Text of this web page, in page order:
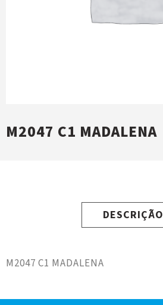
M2047 C1 MADALENA
DESCRIÇÃO
M2047 C1 MADALENA